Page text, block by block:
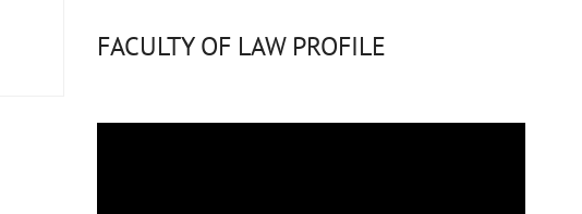
FACULTY OF LAW PROFILE